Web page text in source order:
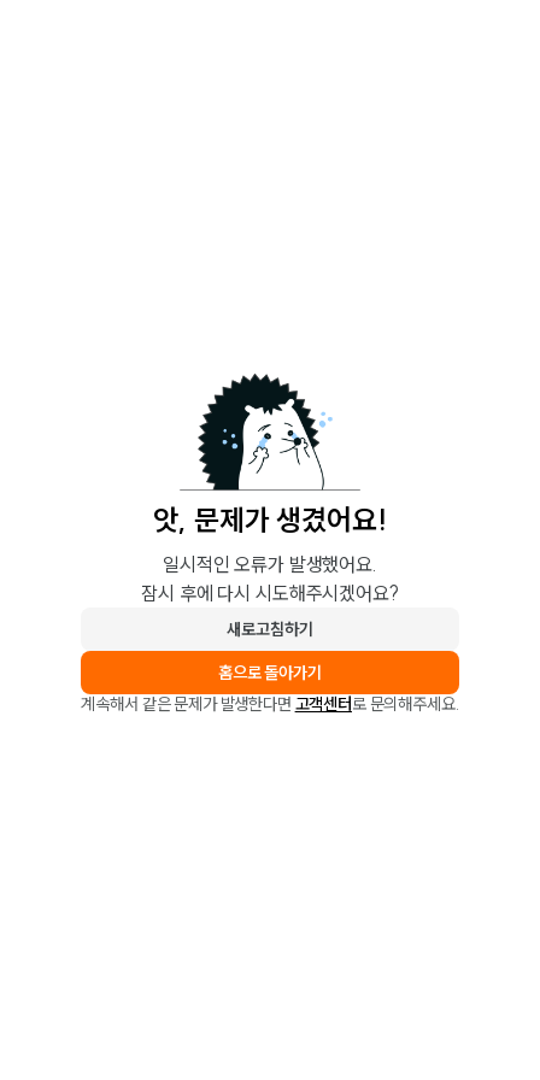
앗, 문제가 생겼어요!
일시적인 오류가 발생했어요.
잠시 후에 다시 시도해주시겠어요?
새로고침하기
홈으로 돌아가기
계속해서 같은 문제가 발생한다면 고객센터로 문의해주세요.